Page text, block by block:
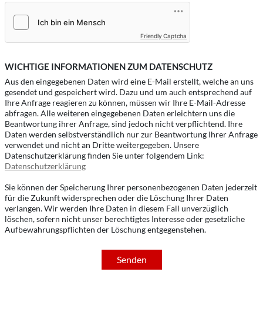
Friendly Captcha
WICHTIGE INFORMATIONEN ZUM DATENSCHUTZ
Aus den eingegebenen Daten wird eine E-Mail erstellt, welche an uns
gesendet und gespeichert wird. Dazu und um auch entsprechend auf
Ihre Anfrage reagieren zu können, müssen wir Ihre E-Mail-Adresse
abfragen. Alle weiteren eingegebenen Daten erleichtern uns die
Beantwortung ihrer Anfrage, sind jedoch nicht verpflichtend. Ihre
Daten werden selbstverständlich nur zur Beantwortung Ihrer Anfrage
verwendet und nicht an Dritte weitergegeben. Unsere
Datenschutzerklärung finden Sie unter folgendem Link:
Datenschutzerklärung
Sie können der Speicherung Ihrer personenbezogenen Daten jederzeit
für die Zukunft widersprechen oder die Löschung Ihrer Daten
verlangen. Wir werden Ihre Daten in diesem Fall unverzüglich
löschen, sofern nicht unser berechtigtes Interesse oder gesetzliche
Aufbewahrungspflichten der Löschung entgegenstehen.
Senden